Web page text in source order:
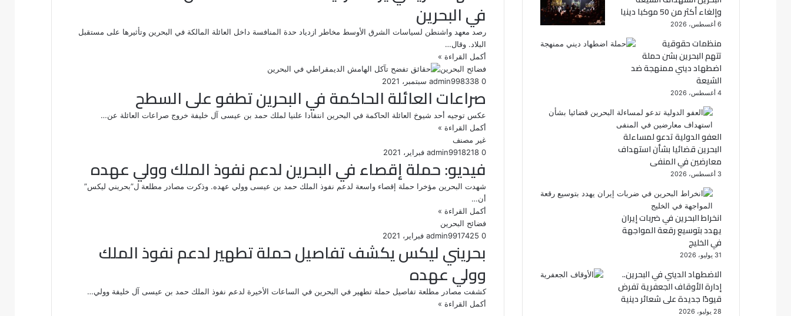
في البحرين
رصد معهد واشنطن لسياسات الشرق الأوسط مخاطر ازدياد حدة المنافسة داخل العائلة المالكة في البحرين وتأثيرها على مستقبل
البلاد. وقال…
أكمل القراءة »
فضائح البحرين
admin998 سبتمبر، 2021 0
صراعات العائلة الحاكمة في البحرين تطفو على السطح
عكس توجيه أحد شيوخ العائلة الحاكمة في البحرين انتقادا علنيا لملك حمد بن عيسى آل خليفة خروج صراعات العائلة عن…
أكمل القراءة »
غير مصنف
admin9918 فبراير، 2021 0
فيديو: حملة إقصاء في البحرين لدعم نفوذ الملك وولي عهده
شهدت البحرين مؤخرا حملة إقصاء واسعة لدعم نفوذ الملك حمد بن عيسى وولي عهده. وذكرت مصادر مطلعة ل”بحريني ليكس”
أن…
أكمل القراءة »
فضائح البحرين
admin9917 فبراير، 2021 0
بحريني ليكس يكشف تفاصيل حملة تطهير لدعم نفوذ الملك
وولي عهده
كشفت مصادر مطلعة تفاصيل حملة تطهير في البحرين في الساعات الأخيرة لدعم نفوذ الملك حمد بن عيسى آل خليفة وولي…
أكمل القراءة »
وإلغاء أكثر من 50 موكبا دينيا
6 أغسطس، 2026
منظمات حقوقية
تتهم البحرين بشن حملة
اضطهاد ديني ممنهجة ضد
الشيعة
4 أغسطس، 2026
العفو الدولية تدعو لمساءلة
البحرين قضائيا بشأن استهداف
معارضين في المنفى
3 أغسطس، 2026
انخراط البحرين في ضربات إيران
يهدد بتوسيع رقعة المواجهة
في الخليج
31 يوليو، 2026
الاضطهاد الديني في البحرين..
إدارة الأوقاف الجعفرية تفرض
قيودًا جديدة على شعائر دينية
28 يوليو، 2026